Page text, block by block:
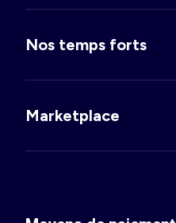
Nos temps forts
Marketplace